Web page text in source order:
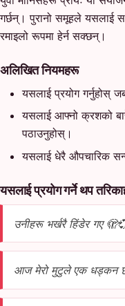
गर्छन्। पुरानो समूहले यसलाई
रमाइलो रूपमा हेर्न सक्छन्।
अलिखित नियमहरू
यसलाई प्रयोग गर्नुहोस्
यसलाई आफ्नो क्रशको
पठाउनुहोस्।
यसलाई धेरै औपचारिक
यसलाई प्रयोग गर्ने थप
उनीहरू भर्खरै हिंडेर गए
आज मेरो मुटुले एक धड्कन